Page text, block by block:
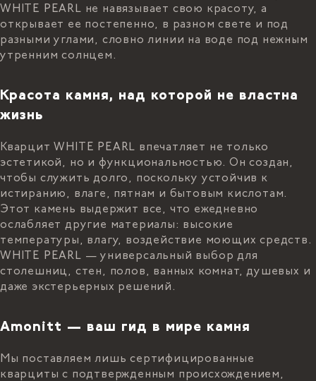
WHITE PEARL не навязывает свою красоту, а
открывает ее постепенно, в разном свете и под
разными углами, словно линии на воде под нежным
утренним солнцем.
Красота камня, над которой не властна
жизнь
Кварцит WHITE PEARL впечатляет не только
эстетикой, но и функциональностью. Он создан,
чтобы служить долго, поскольку устойчив к
истиранию, влаге, пятнам и бытовым кислотам.
Этот камень выдержит все, что ежедневно
ослабляет другие материалы: высокие
температуры, влагу, воздействие моющих средств.
WHITE PEARL — универсальный выбор для
столешниц, стен, полов, ванных комнат, душевых и
даже экстерьерных решений.
Amonitt — ваш гид в мире камня
Мы поставляем лишь сертифицированные
кварциты с подтвержденным происхождением,